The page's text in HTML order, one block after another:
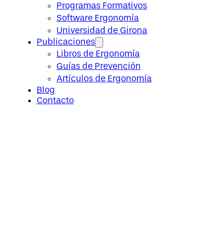
Programas Formativos
Software Ergonomía
Universidad de Girona
Publicaciones
Libros de Ergonomía
Guías de Prevención
Artículos de Ergonomía
Blog
Contacto